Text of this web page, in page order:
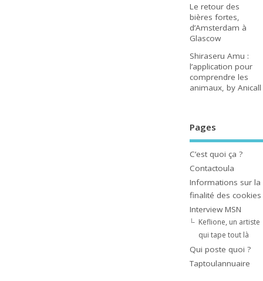
Le retour des
bières fortes,
d’Amsterdam à
Glascow
Shiraseru Amu :
l’application pour
comprendre les
animaux, by Anicall
Pages
C’est quoi ça ?
Contactoula
Informations sur la
finalité des cookies
Interview MSN
Keflione, un artiste
qui tape tout là
Qui poste quoi ?
Taptoulannuaire